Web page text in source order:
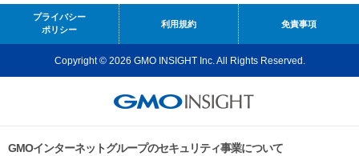
プライバシー
ポリシー
利用規約 免責事項
Copyright © 2026 GMO INSIGHT Inc. All Rights Reserved.
GMOインターネットグループのセキュリティ事業について